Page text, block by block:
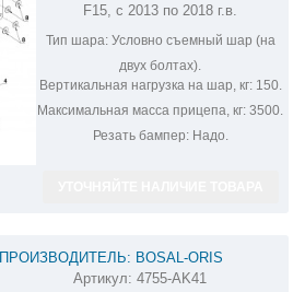
F15, с 2013 по 2018 г.в.
Тип шара:Условно съемный шар (на
двух болтах).
Вертикальная нагрузка на шар, кг:150.
Максимальная масса прицепа, кг: 3500.
Резать бампер:Надо.
ПРОИЗВОДИТЕЛЬ: BOSAL-ORIS
ФАРКОП НА BMW X5 E70/F15 4755-AK41
Артикул: 4755-AK41